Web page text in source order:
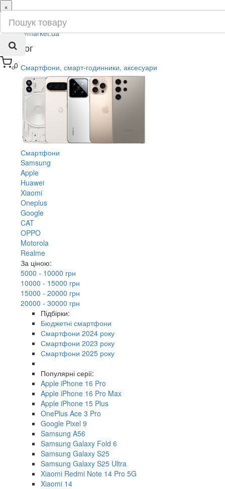
0
×
ru
ua
Каталог
Смартфони, смарт-годинники, аксесуари
Смартфони
Samsung
Apple
Huawei
Xiaomi
Oneplus
Google
CAT
OPPO
Motorola
Realme
За ціною:
5000 - 10000 грн
10000 - 15000 грн
15000 - 20000 грн
20000 - 30000 грн
Підбірки:
Бюджетні смартфони
Смартфони 2024 року
Смартфони 2023 року
Смартфони 2025 року
Популярні серії:
Apple iPhone 16 Pro
Apple iPhone 16 Pro Max
Apple iPhone 15 Plus
OnePlus Ace 3 Pro
Google Pixel 9
Samsung A56
Samsung Galaxy Fold 6
Samsung Galaxy S25
Samsung Galaxy S25 Ultra
Xiaomi Redmi Note 14 Pro 5G
Xiaomi 14